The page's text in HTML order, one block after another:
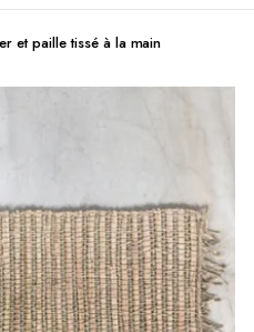
Bureaux
Table
et paille tissé à la main